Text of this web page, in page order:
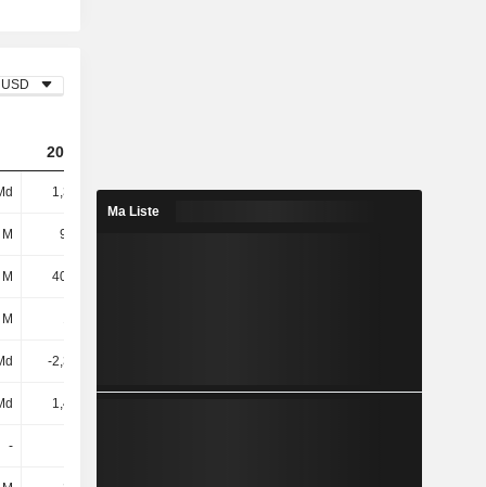
USD
2023
1,39 Md 2,78 Md 3,02 Md
94,1 M
40,08 M
-2,31 Md
1,46 Md
-
Ma Liste